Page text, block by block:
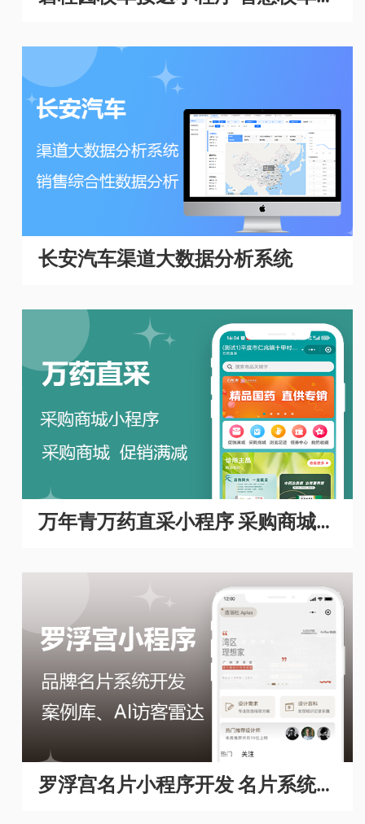
理系统
长安汽车渠道大数据分析系统
万年青万药直采小程序 采购商城A
PP开发
罗浮宫名片小程序开发 名片系统开